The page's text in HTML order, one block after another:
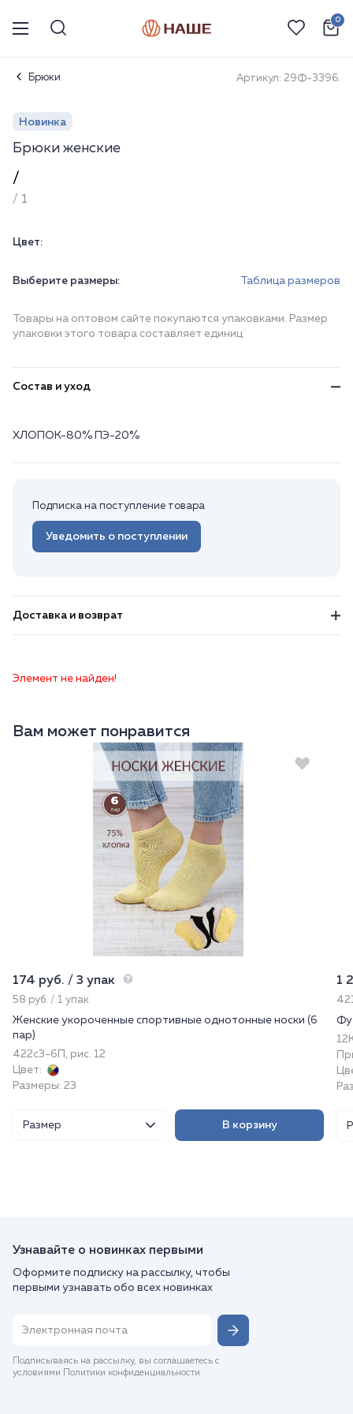
0
Брюки Артикул: 29Ф-3396.
Новинка
Брюки женские
/
/ 1
Цвет:
Выберите размеры: Таблица размеров
Товары на оптовом сайте покупаются упаковками. Размер
упаковки этого товара составляет единиц
Состав и уход
ХЛОПОК-80% ПЭ-20%
Подписка на поступление товара
Уведомить о поступлении
Доставка и возврат
Элемент не найден!
Вам может понравится
174 руб. / 3 упак
58 руб. / 1 упак
Женские укороченные спортивные однотонные носки (6
пар)
422с3-6П, рис. 12
Цвет:
Размеры: 23
Размер В корзину
1
Узнавайте о новинках первыми
Оформите подписку на рассылку, чтобы
первыми узнавать обо всех новинках
Подписываясь на рассылку, вы соглашаетесь с
условиями Политики конфиденциальности